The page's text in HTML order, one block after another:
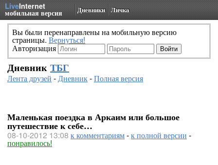
LiveInternet
мобильная версия Дневники Личка
Вы были перенаправлены на мобильную версию
страницы. Вернуться!
Авторизация
Дневник ТБГ
Лента друзей -Дневник-Полная версия
Маленькая поездка в Аркаим или большое
путешествие к себе…
08-10-2012 13:08 к комментариям-к полной версии -
понравилось!